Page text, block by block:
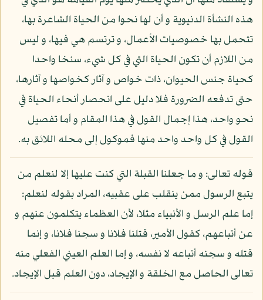
هذه النشأة الدنيوية و أن لها نحوا من الحياة الشاعرة بها،
تتحمل بها خصوصيات الأعمال، و ترتسم هي فيها، و ليس
من اللازم أن تكون الحياة التي في كل شيء، سنخا واحدا
كحياة جنس الحيوان، ذات خواص و آثار كخواصها و آثارها،
حتى تدفعه الضرورة فلا دليل على انحصار أنحاء الحياة في
نحو واحد، هذا إجمال القول في هذا المقام و أما تفصيل
القول في كل واحد واحد منها فموكول إلى محله اللائق به.
قوله تعالى: و ما جعلنا القبلة التي كنت عليها إلا لنعلم من
يتبع الرسول ممن ينقلب على عقبيه، المراد بقوله لنعلم:
إما علم الرسل و الأنبياء مثلا، لأن العظماء يتكلمون عنهم و
عن أتباعهم، كقول الأمير، قتلنا فلانا و سجنا فلانا، و إنما
قتله و سجنه أتباعه لا نفسه، و إما العلم العيني الفعلي منه
تعالى الحاصل مع الخلقة و الإيجاد، دون العلم قبل الإيجاد.